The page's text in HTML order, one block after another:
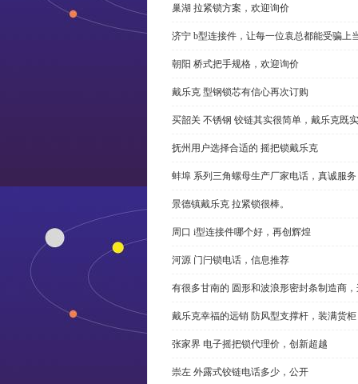
巢湖 拉紧锁方案，欢迎询价
济宁 b型连接件，让每一位袁总都能受骗上
朝阳 桥式把手规格，欢迎询价
戴乐克 型钢锁芯有信心再次订购
买韶关 不锈钢 铰链其实很简单，戴乐克既
抚州用户选择合适的 摇把锁戴乐克
蚌埠 系列三角螺母生产厂家电话，真诚服务
景德镇戴乐克 拉紧锁很棒。
周口 i型连接件哪个好，再创辉煌
河源 门闩锁电话，信息推荐
有很多甘南的 圆形和波浪形密封条制造商
戴乐克幸福的远销 防风型支撑杆，装满货柜
张家界 电子摇把锁代理价，创新超越
崇左 外露式铰链电话多少，公开